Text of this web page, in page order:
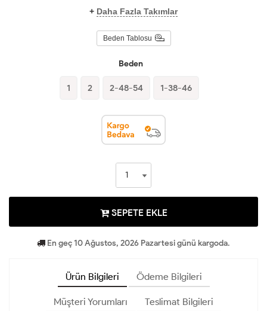
+ Daha Fazla Takımlar
Beden Tablosu
Beden
1 2 2-48-54 1-38-46
SEPETE EKLE
En geç 10 Ağustos, 2026 Pazartesi günü kargoda.
Ürün Bilgileri Ödeme Bilgileri
Müşteri Yorumları Teslimat Bilgileri